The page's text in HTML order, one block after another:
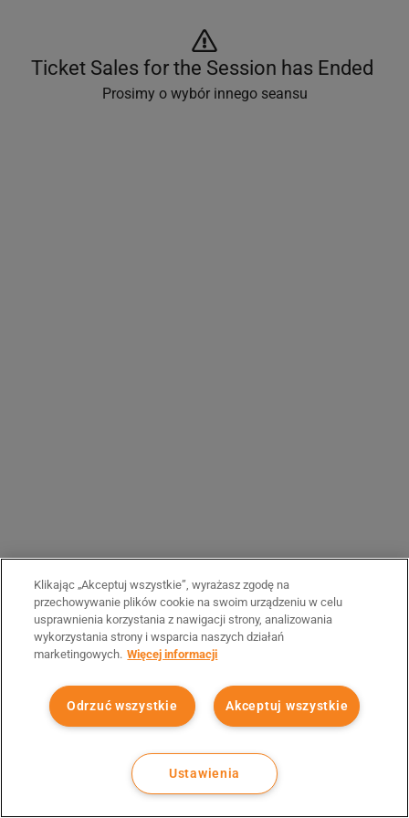
Ticket Sales for the Session has Ended
Prosimy o wybór innego seansu
Klikając „Akceptuj wszystkie”, wyrażasz zgodę na
przechowywanie plików cookie na swoim urządzeniu w celu
usprawnienia korzystania z nawigacji strony, analizowania
wykorzystania strony i wsparcia naszych działań
marketingowych. Więcej informacji
Akceptuj wszystkie
Odrzuć wszystkie
Ustawienia